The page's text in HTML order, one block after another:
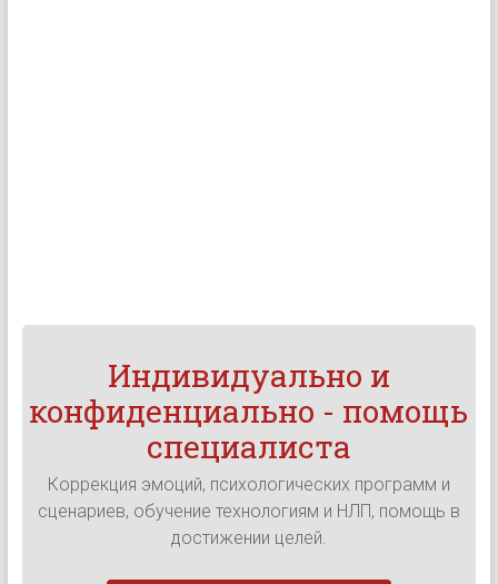
Индивидуально и
конфиденциально - помощь
специалиста
Коррекция эмоций, психологических программ и
сценариев, обучение технологиям и НЛП, помощь в
достижении целей.